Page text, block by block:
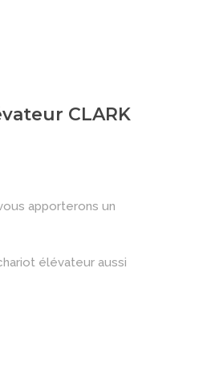
CLARK
apporterons un
élévateur aussi